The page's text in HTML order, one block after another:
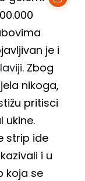
je i
. Zbog
nikoga,
pritisci
ukine.
strip ide
i u
koja se